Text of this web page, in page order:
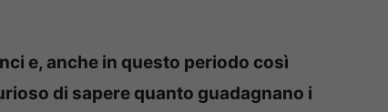
e, anche in questo periodo così
di sapere quanto guadagnano i